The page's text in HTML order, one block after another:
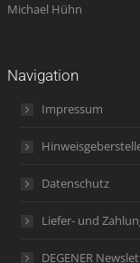
Michael Hühn
Navigation
Impressum
Datenschutz
Liefer- und
DEGENER